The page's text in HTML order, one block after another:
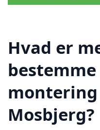
Hvad er
Mosbjerg?